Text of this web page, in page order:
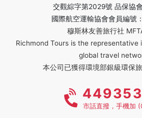
交觀綜字第2029號 品保協
國際航空運輸協會會員編號
穆斯林友善旅行社
Richmond Tours is the representative
global travel
本公司已獲得環境部銀級環保
市話直撥，手機加